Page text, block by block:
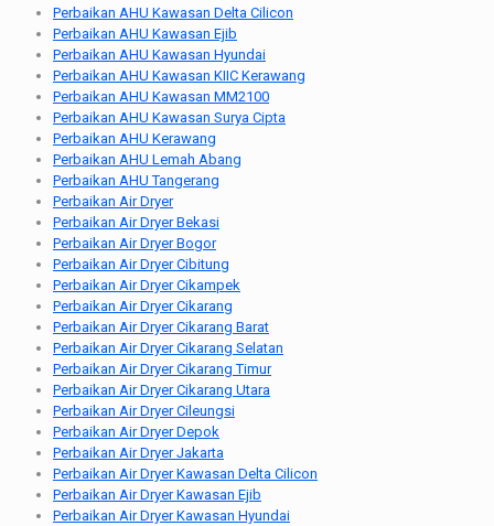
Perbaikan AHU Kawasan Delta Cilicon
Perbaikan AHU Kawasan Ejib
Perbaikan AHU Kawasan Hyundai
Perbaikan AHU Kawasan KIIC Kerawang
Perbaikan AHU Kawasan MM2100
Perbaikan AHU Kawasan Surya Cipta
Perbaikan AHU Kerawang
Perbaikan AHU Lemah Abang
Perbaikan AHU Tangerang
Perbaikan Air Dryer
Perbaikan Air Dryer Bekasi
Perbaikan Air Dryer Bogor
Perbaikan Air Dryer Cibitung
Perbaikan Air Dryer Cikampek
Perbaikan Air Dryer Cikarang
Perbaikan Air Dryer Cikarang Barat
Perbaikan Air Dryer Cikarang Selatan
Perbaikan Air Dryer Cikarang Timur
Perbaikan Air Dryer Cikarang Utara
Perbaikan Air Dryer Cileungsi
Perbaikan Air Dryer Depok
Perbaikan Air Dryer Jakarta
Perbaikan Air Dryer Kawasan Delta Cilicon
Perbaikan Air Dryer Kawasan Ejib
Perbaikan Air Dryer Kawasan Hyundai